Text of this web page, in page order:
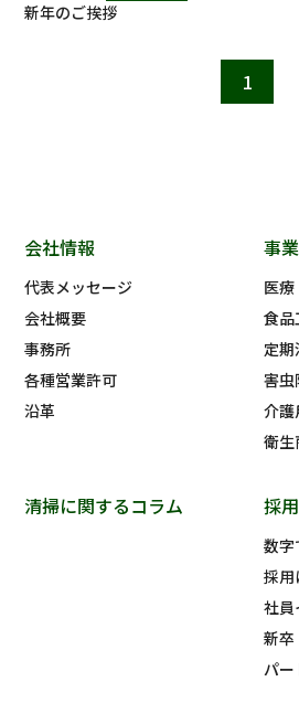
新年のご挨拶
1
会社情報
代表メッセージ
会社概要
事務所
各種営業許可
沿革
事
医
食品
定
害虫
介護
衛生
清掃に関するコラム 採
数字
採用
社員
新卒
パー